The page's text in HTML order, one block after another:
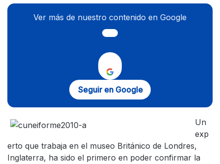
Ver más de nuestro contenido en Google
Seguir en Google
Un
exp
erto que trabaja en el museo Británico de Londres,
Inglaterra, ha sido el primero en poder confirmar la